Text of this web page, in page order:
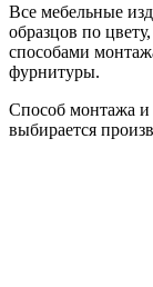
Все мебельные
образцов по
способами
фурнитуры.
Способ монтажа и
выбирается